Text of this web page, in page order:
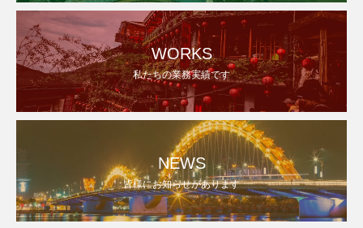
WORKS
私たちの業務実績です
NEWS
皆様にお知らせがあります